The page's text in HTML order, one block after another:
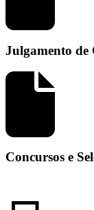
Julgamento de
Concursos e